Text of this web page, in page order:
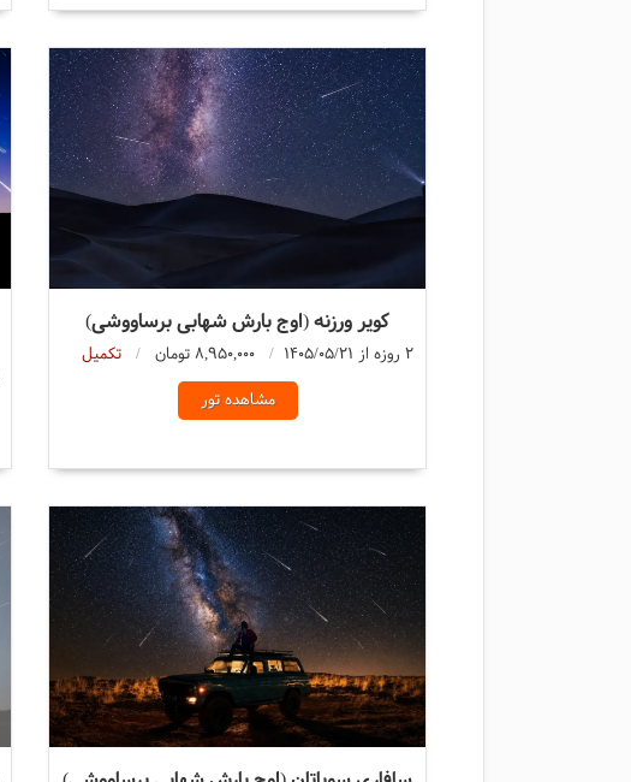
کویر ورزنه (اوج بارش شهابی برساووشی)
2 روزه از 1405/05/21 8,950,000 تومان
تکمیل
مشاهده تور